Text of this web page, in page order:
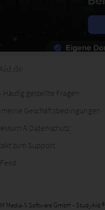
- Häufig gestellte Fragen
Geschäftsbedingungen
& Datenschutz
zum Support
Media & Software GmbH - StudyAid ®